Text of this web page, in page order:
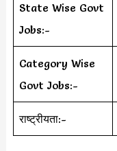
State Wise Govt
Jobs:-
Category Wise
Govt Jobs:-
राष्ट्रीयता:-